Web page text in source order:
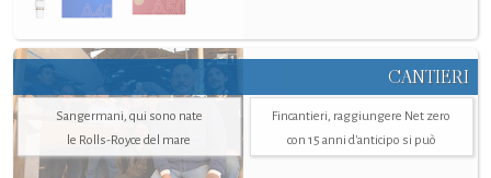
CANTIERI
Sangermani, qui sono nate
le Rolls-Royce del mare
Fincantieri, raggiungere Net zero
con 15 anni d'anticipo si può